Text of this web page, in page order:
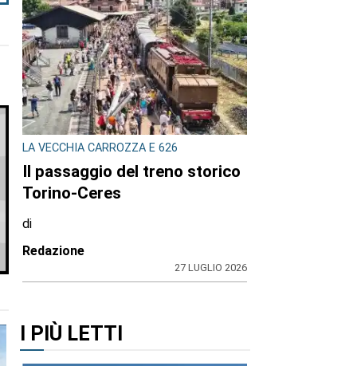
LA VECCHIA CARROZZA E 626
Il passaggio del treno storico
Torino-Ceres
di
Redazione
27 LUGLIO 2026
I PIÙ LETTI